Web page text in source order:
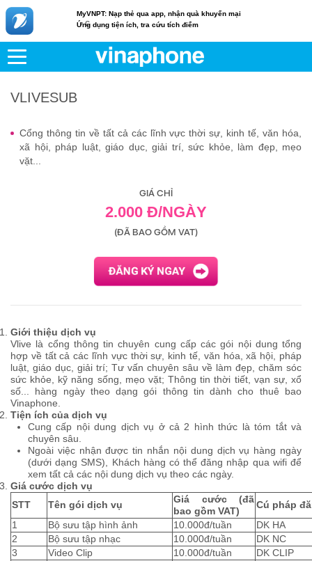
MyVNPT: Nạp thẻ qua app, nhận quà khuyến mại
Ứng dụng tiện ích, tra cứu tích điểm
c
VNPT VLIVESUB
VLIVESUB
Cổng thông tin về tất cả các lĩnh vực thời sự, kinh tế, văn hóa,
xã hội, pháp luật, giáo dục, giải trí, sức khỏe, làm đẹp, mẹo
vặt...
GIÁ CHỈ
2.000 Đ/NGÀY
(ĐÃ BAO GỒM VAT)
Giới thiệu dịch vụ
Vlive là cổng thông tin chuyên cung cấp các gói nội dung tổng
hợp về tất cả các lĩnh vực thời sự, kinh tế, văn hóa, xã hội, pháp
luật, giáo dục, giải trí; Tư vấn chuyên sâu về làm đẹp, chăm sóc
sức khỏe, kỹ năng sống, mẹo vặt; Thông tin thời tiết, vạn sự, xổ
số... hàng ngày theo dạng gói thông tin dành cho thuê bao
Vinaphone.
Tiện ích của dịch vụ
Cung cấp nội dung dịch vụ ở cả 2 hình thức là tóm tắt và
chuyên sâu.
Ngoài việc nhận được tin nhắn nội dung dịch vụ hàng ngày
(dưới dạng SMS), Khách hàng có thể đăng nhập qua wifi để
xem tất cả các nội dung dịch vụ theo các ngày.
Giá cước dịch vụ
STT
Tên gói dịch vụ
Giá cước (đã
bao gồm VAT)
Cú pháp
1
Bộ sưu tập hình ảnh 10.000đ/tuần
DK HA
2
Bộ sưu tập nhạc 10.000đ/tuần
DK NC
3
Video Clip 10.000đ/tuần
DK CLIP